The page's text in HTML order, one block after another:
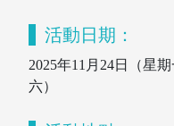
活動日期：
2025年11月24日（星
六）